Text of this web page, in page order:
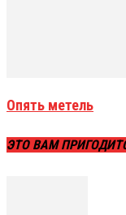
Опять метель
ЭТО ВАМ